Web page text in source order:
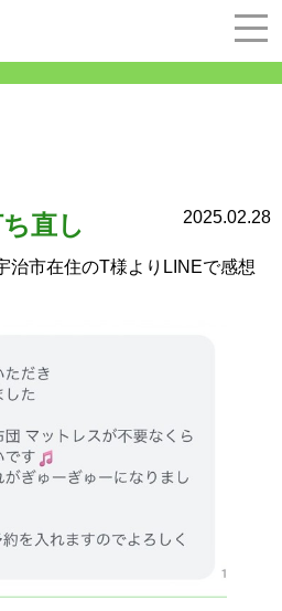
2025.02.28
直し
治市在住のT様よりLINEで感想